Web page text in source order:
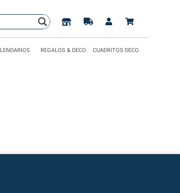
REGALOS & DECO CUADRITOS DECO